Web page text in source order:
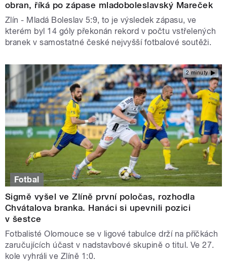
obran, říká po zápase mladoboleslavský Mareček
Zlín - Mladá Boleslav 5:9, to je výsledek zápasu, ve
kterém byl 14 góly překonán rekord v počtu vstřelených
branek v samostatné české nejvyšší fotbalové soutěži.
2 minuty
Fotbal
Sigmě vyšel ve Zlíně první poločas, rozhodla
Chvátalova branka. Hanáci si upevnili pozici
v šestce
Fotbalisté Olomouce se v ligové tabulce drží na příčkách
zaručujících účast v nadstavbové skupině o titul. Ve 27.
kole vyhráli ve Zlíně 1:0.